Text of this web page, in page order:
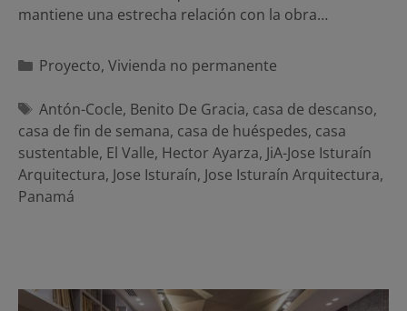
mantiene una estrecha relación con la obra…
Categorías
Proyecto, Vivienda no permanente
Etiquetas
Antón-Cocle, Benito De Gracia, casa de descanso,
casa de fin de semana, casa de huéspedes, casa
sustentable, El Valle, Hector Ayarza, JiA-Jose Isturaín
Arquitectura, Jose Isturaín, Jose Isturaín Arquitectura,
Panamá